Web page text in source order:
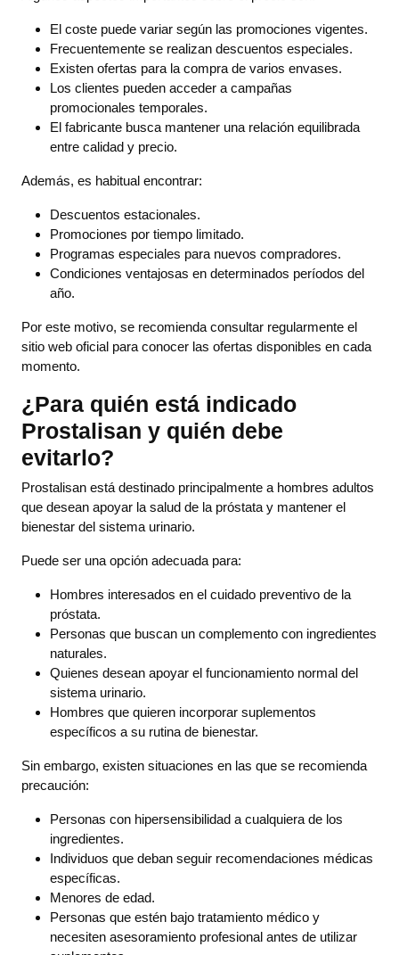
El coste puede variar según las promociones vigentes.
Frecuentemente se realizan descuentos especiales.
Existen ofertas para la compra de varios envases.
Los clientes pueden acceder a campañas
promocionales temporales.
El fabricante busca mantener una relación equilibrada
entre calidad y precio.
Además, es habitual encontrar:
Descuentos estacionales.
Promociones por tiempo limitado.
Programas especiales para nuevos compradores.
Condiciones ventajosas en determinados períodos del
año.
Por este motivo, se recomienda consultar regularmente el
sitio web oficial para conocer las ofertas disponibles en cada
momento.
¿Para quién está indicado
Prostalisan y quién debe
evitarlo?
Prostalisan está destinado principalmente a hombres adultos
que desean apoyar la salud de la próstata y mantener el
bienestar del sistema urinario.
Puede ser una opción adecuada para:
Hombres interesados en el cuidado preventivo de la
próstata.
Personas que buscan un complemento con ingredientes
naturales.
Quienes desean apoyar el funcionamiento normal del
sistema urinario.
Hombres que quieren incorporar suplementos
específicos a su rutina de bienestar.
Sin embargo, existen situaciones en las que se recomienda
precaución:
Personas con hipersensibilidad a cualquiera de los
ingredientes.
Individuos que deban seguir recomendaciones médicas
específicas.
Menores de edad.
Personas que estén bajo tratamiento médico y
necesiten asesoramiento profesional antes de utilizar